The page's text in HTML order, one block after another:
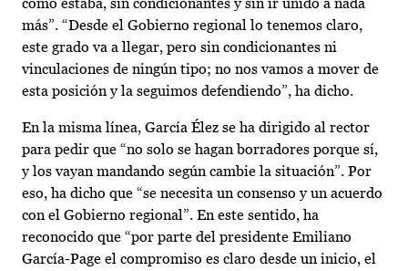
más”. “Desde el Gobierno regional lo tenemos claro,
este grado va a llegar, pero sin condicionantes ni
vinculaciones de ningún tipo; no nos vamos a mover de
esta posición y la seguimos defendiendo”, ha dicho.
En la misma línea, García Élez se ha dirigido al rector
para pedir que “no solo se hagan borradores porque sí,
y los vayan mandando según cambie la situación”. Por
eso, ha dicho que “se necesita un consenso y un acuerdo
con el Gobierno regional”. En este sentido, ha
reconocido que “por parte del presidente Emiliano
García-Page el compromiso es claro desde un inicio, el